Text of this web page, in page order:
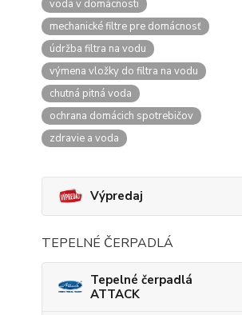
voda v domácnosti
mechanické filtre pre domácnosť
údržba filtra na vodu
výmena vložky do filtra na vodu
chutná pitná voda
ochrana domácich spotrebičov
zdravie a voda
Výpredaj
TEPELNÉ ČERPADLÁ
Tepelné čerpadlá
ATTACK